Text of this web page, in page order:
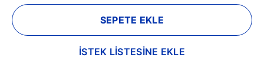
SEPETE EKLE
İSTEK LİSTESİNE EKLE